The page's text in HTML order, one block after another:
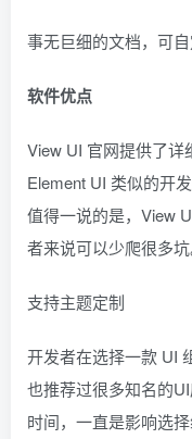
事无巨细的文档，可自
软件优点
View UI 官网提供了详
Element UI 类似的开
值得一说的是，View
者来说可以少爬很多坑
支持主题定制
开发者在选择一款 UI
也推荐过很多知名的
时间，一直是影响选